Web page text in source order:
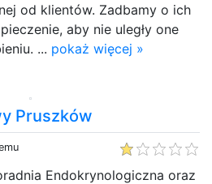
od klientów. Zadbamy o ich
aby nie uległy one
... pokaż więcej »
Pruszków
Endokrynologiczna oraz